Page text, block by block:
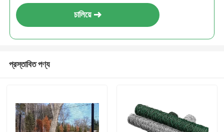
চালিয়ে
প্রস্তাবিত পণ্য